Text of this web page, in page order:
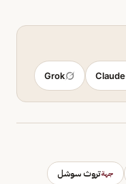
Claude
Grok
جهةتروث سوشل